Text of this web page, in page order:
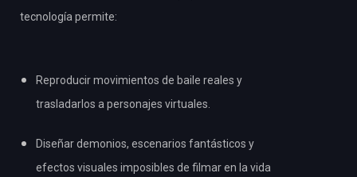
tecnología permite:
Reproducir movimientos de baile reales y
trasladarlos a personajes virtuales.
Diseñar demonios, escenarios fantásticos y
efectos visuales imposibles de filmar en la vida